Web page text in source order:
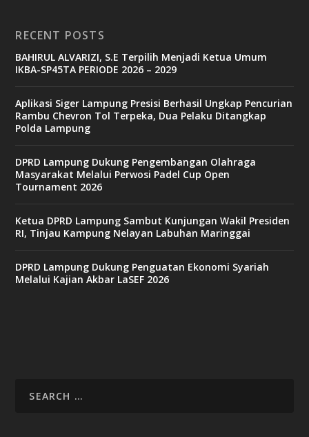
RECENT POSTS
BAHIRUL ALVARIZI, S.E Terpilih Menjadi Ketua Umum
IKBA-SP45TA PERIODE 2026 – 2029
Aplikasi Siger Lampung Presisi Berhasil Ungkap Pencurian
Rambu Chevron Tol Terpeka, Dua Pelaku Ditangkap
Polda Lampung
DPRD Lampung Dukung Pengembangan Olahraga
Masyarakat Melalui Perwosi Padel Cup Open
Tournament 2026
Ketua DPRD Lampung Sambut Kunjungan Wakil Presiden
RI, Tinjau Kampung Nelayan Labuhan Maringgai
DPRD Lampung Dukung Penguatan Ekonomi Syariah
Melalui Kajian Akbar LaSEF 2026